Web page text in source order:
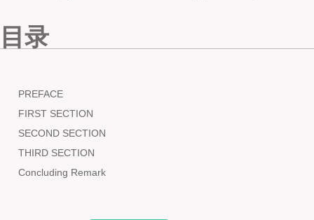
目录
PREFACE
FIRST SECTION
SECOND SECTION
THIRD SECTION
Concluding Remark